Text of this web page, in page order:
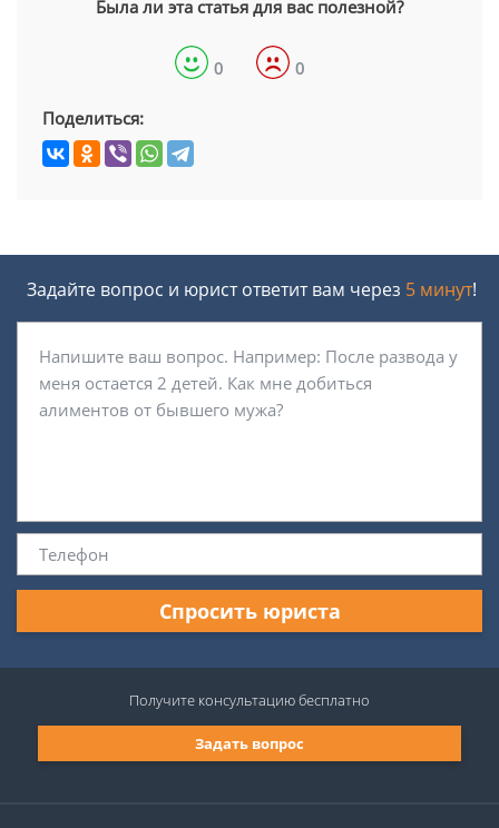
Была ли эта статья для вас полезной?
0 0
Поделиться:
Задайте вопрос и юрист ответит вам через 5 минут!
Спросить юриста
Задать вопрос
Получите консультациюбесплатно